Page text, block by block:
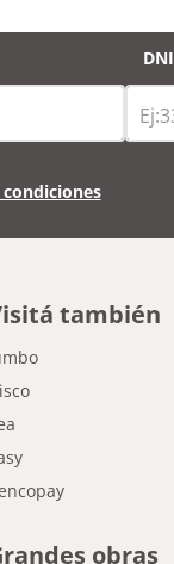
DNI
también
obras